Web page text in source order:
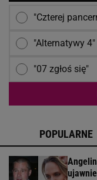
"Czterej
"Alternatywy 4"
"07 zgłoś się"
POPULARNE